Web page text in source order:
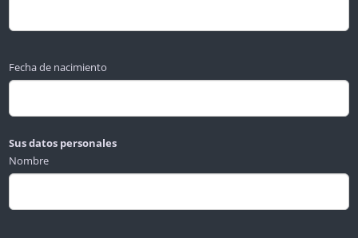
Fecha de nacimiento
Sus datos personales
Nombre